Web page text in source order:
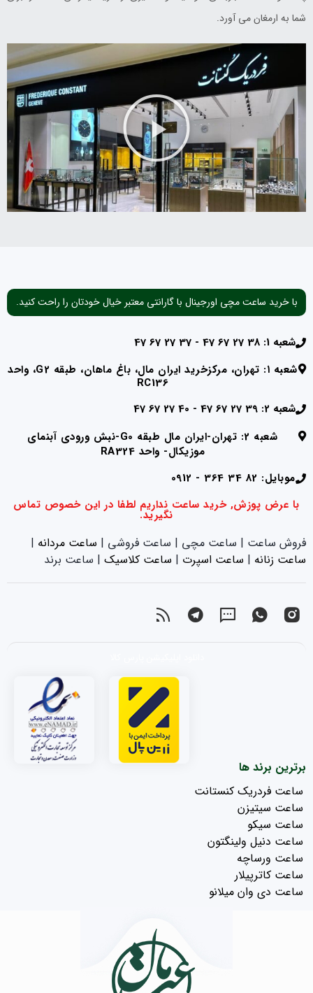
شما به ارمغان می آورد.
با خرید ساعت مچی اورجینال با گارانتی معتبر خیال خودتان را راحت کنید.
شعبه 1: 38 27 67 47 - 37 27 67 47
شعبه ۱: تهران، مرکزخرید ایران مال، باغ ماهان، طبقه G2، واحد
RC136
شعبه 2: 39 27 67 47 - 40 27 67 47
شعبه 2: تهران-ایران مال طبقه G0-نبش ورودی آبنمای
موزیکال- واحد RA324
موبایل: 82 34 364 - 0912
با عرض پوزش, خرید ساعت نداریم لطفا در این خصوص تماس
نگیرید.
فروش ساعت | ساعت مچی | ساعت فروشی | ساعت مردانه |
ساعت زنانه |‌ ساعت اسپرت |‌ ساعت کلاسیک | ساعت برند
برترین برند ها
ساعت فردریک کنستانت
ساعت سیتیزن
ساعت سیکو
ساعت دنیل ولینگتون
ساعت ورساچه
ساعت کاترپیلار
ساعت دی وان میلانو